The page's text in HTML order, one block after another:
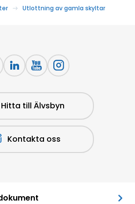
Utlottning av gamla skyltar
Hitta till Älvsbyn
Kontakta oss